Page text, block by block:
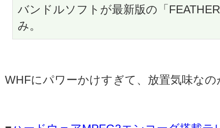
バンドルソフトが最新版の「
み。
WHFにパワーかけすぎて、放置気味な